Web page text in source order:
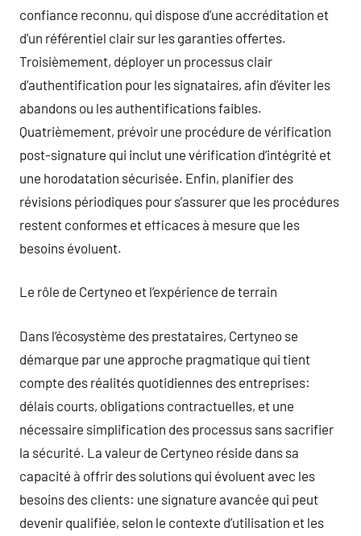
confiance reconnu, qui dispose d’une accréditation et
d’un référentiel clair sur les garanties offertes.
Troisièmement, déployer un processus clair
d’authentification pour les signataires, afin d’éviter les
abandons ou les authentifications faibles.
Quatrièmement, prévoir une procédure de vérification
post-signature qui inclut une vérification d’intégrité et
une horodatation sécurisée. Enfin, planifier des
révisions périodiques pour s’assurer que les procédures
restent conformes et efficaces à mesure que les
besoins évoluent.
Le rôle de Certyneo et l’expérience de terrain
Dans l’écosystème des prestataires, Certyneo se
démarque par une approche pragmatique qui tient
compte des réalités quotidiennes des entreprises:
délais courts, obligations contractuelles, et une
nécessaire simplification des processus sans sacrifier
la sécurité. La valeur de Certyneo réside dans sa
capacité à offrir des solutions qui évoluent avec les
besoins des clients: une signature avancée qui peut
devenir qualifiée, selon le contexte d’utilisation et les